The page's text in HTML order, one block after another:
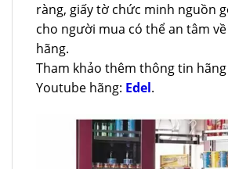
ràng, giấy tờ chức minh nguồn
cho người mua có thể an tâm
hãng.
Tham khảo thêm thông tin hãng
Youtube hãng: Edel.